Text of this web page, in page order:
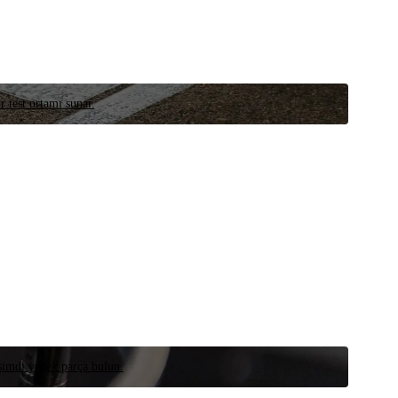
test ortamı sunar.
yedek parça bulun.